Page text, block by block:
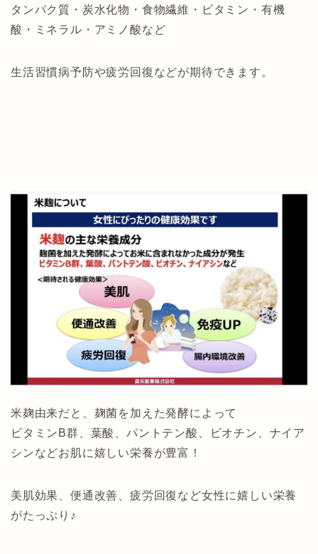
タンパク質・炭水化物・食物繊維・ビタミン・有機
酸・ミネラル・アミノ酸など
生活習慣病予防や疲労回復などが期待できます。
米麹由来だと、麹菌を加えた発酵によって
ビタミンB群、葉酸、パントテン酸、ビオチン、ナイア
シンなどお肌に嬉しい栄養が豊富！
美肌効果、便通改善、疲労回復など女性に嬉しい栄養
がたっぷり♪